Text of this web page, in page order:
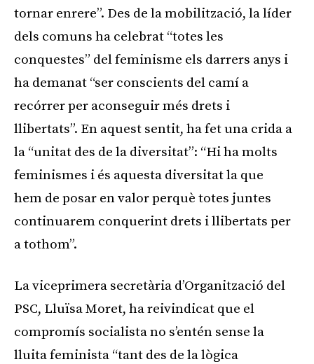
tornar enrere”. Des de la mobilització, la líder
dels comuns ha celebrat “totes les
conquestes” del feminisme els darrers anys i
ha demanat “ser conscients del camí a
recórrer per aconseguir més drets i
llibertats”. En aquest sentit, ha fet una crida a
la “unitat des de la diversitat”: “Hi ha molts
feminismes i és aquesta diversitat la que
hem de posar en valor perquè totes juntes
continuarem conquerint drets i llibertats per
a tothom”.
La viceprimera secretària d’Organització del
PSC, Lluïsa Moret, ha reivindicat que el
compromís socialista no s’entén sense la
lluita feminista “tant des de la lògica